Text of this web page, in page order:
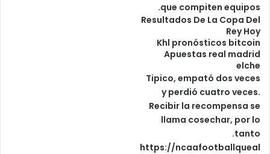
que compiten equipos.
Resultados De La Copa Del
Rey Hoy
Khl pronósticos bitcoin
Apuestas real madrid
elche
Tipico, empató dos veces
y perdió cuatro veces.
Recibir la recompensa se
llama cosechar, por lo
tanto.
https://ncaafootballqueal